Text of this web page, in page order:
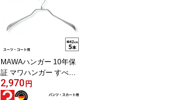
れ防止 跡がつかない 省
スペース 40cm 36cmド
イツ 公式ブランドストア
MAWAハンガー 10年保
証 マワハンガー すべら
ないハンガー ボディフォ
ーム 42L 5本セット メン
2,970 円